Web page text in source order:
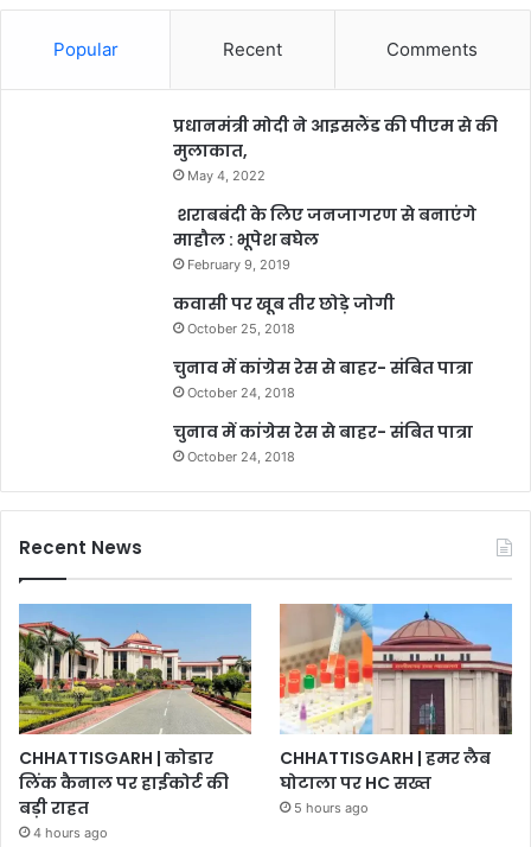
Popular Recent Comments
प्रधानमंत्री मोदी ने आइसलैंड की पीएम से की
मुलाकात,
May 4, 2022
शराबबंदी के लिए जनजागरण से बनाएंगे
माहौल : भूपेश बघेल
February 9, 2019
कवासी पर खूब तीर छोड़े जोगी
October 25, 2018
चुनाव में कांग्रेस रेस से बाहर- संबित पात्रा
October 24, 2018
चुनाव में कांग्रेस रेस से बाहर- संबित पात्रा
October 24, 2018
Recent News
CHHATTISGARH | कोडार
लिंक कैनाल पर हाईकोर्ट की
बड़ी राहत
4 hours ago
CHHATTISGARH | हमर लैब
घोटाला पर HC सख्त
5 hours ago